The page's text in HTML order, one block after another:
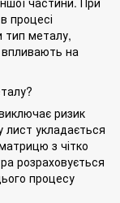
процесі
тип металу,
на
ризик
лист укладається
з чітко
розраховується
процесу